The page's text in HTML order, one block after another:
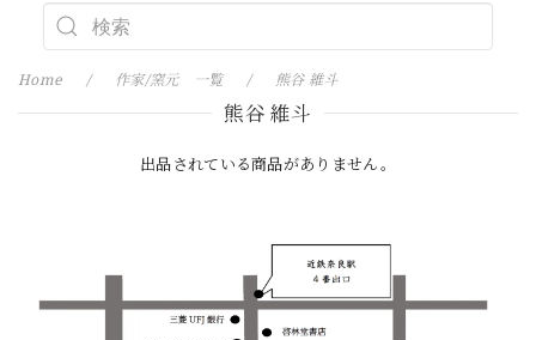
Home 作家/窯元 一覧 熊谷 維斗
熊谷 維斗
出品されている商品がありません。